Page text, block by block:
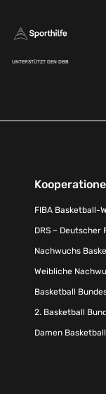
UNTERSTÜTZT DEN DBB
FIBA Basketball-
DRS –
Nachwuchs
Weibliche
Basketball
2. Basketball
Damen